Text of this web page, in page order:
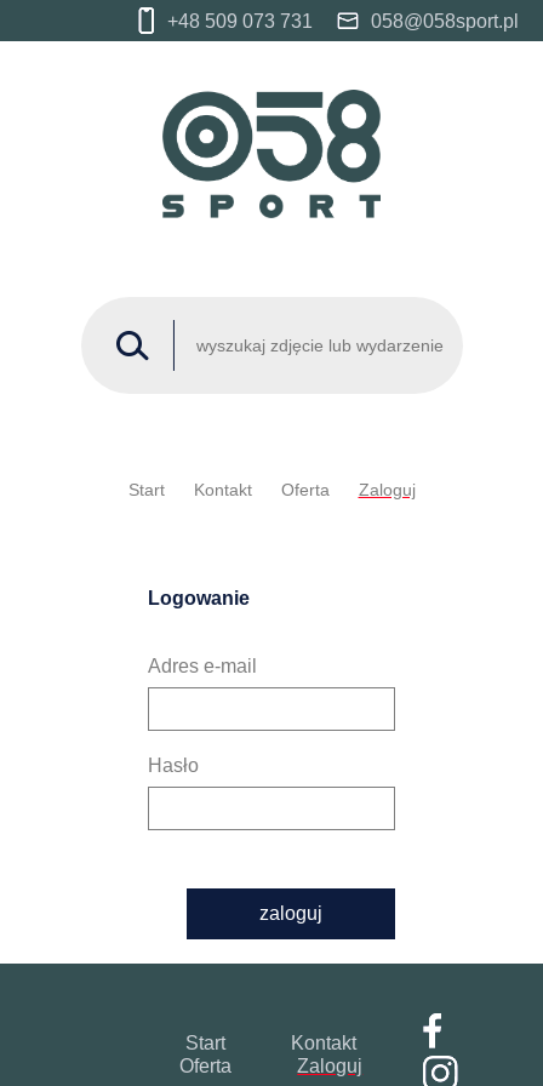
+48 509 073 731 058@058sport.pl
Start Kontakt Oferta Zaloguj
Logowanie
Adres e-mail
Hasło
zaloguj
Start
Kontakt
Oferta
Zaloguj